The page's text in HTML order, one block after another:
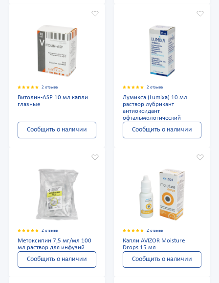
2 отзыва
Витолин-ASP 10 мл капли
глазные
Сообщить о наличии
2 отзыва
Лумикса (Lumixa) 10 мл
раствор лубрикант
антиоксидант
офтальмологический
Сообщить о наличии
2 отзыва
Метоксипин 7,5 мг/мл 100
мл раствор для инфузий
Сообщить о наличии
2 отзыва
Капли AVIZOR Moisture
Drops 15 мл
Сообщить о наличии